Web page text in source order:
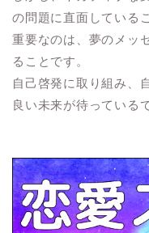
の問題に直面している
重要なのは、夢のメッ
ることです。
自己啓発に取り組み、
良い未来が待っている